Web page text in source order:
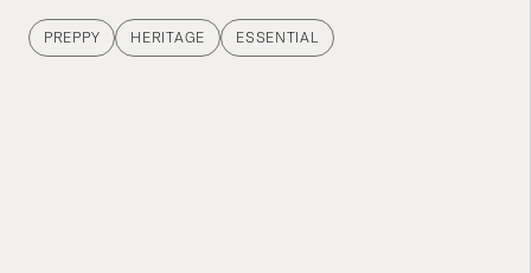
PREPPY HERITAGE ESSENTIAL